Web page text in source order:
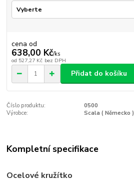
cena od
638,00 Kč/ks
od 527,27 Kč bez DPH
Přidat do košíku
Číslo produktu:
0500
Výrobce:
Scala ( Německo )
Kompletní specifikace
Ocelové kružítko